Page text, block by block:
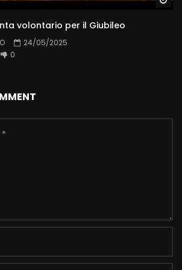
volontario per il Giubileo
24/05/2025
0